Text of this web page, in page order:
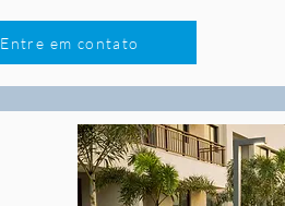
Entre em contato